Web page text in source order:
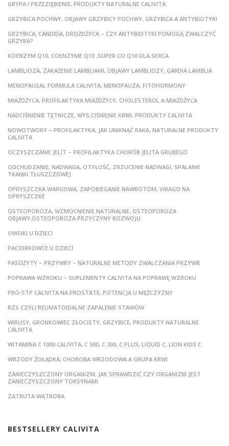
GRYPA I PRZEZIĘBIENIE, PRODUKTY NATURALNE CALIVITA
GRZYBICA POCHWY, OBJAWY GRZYBICY POCHWY, GRZYBICA A ANTYBIOTYKI
GRZYBICA, CANDIDA, DROŻDŻYCA – CZY ANTYBIOTYKI POMOGĄ ZWALCZYĆ
GRZYBA?
KOENZYM Q10, COENZYME Q10 ,SUPER CO Q10 DLA SERCA
LAMBLIOZA, ZAKAŻENIE LAMBLIAMI, OBJAWY LAMBLIOZY, GARDIA LAMBLIA
MENOPAUSAL FORMULA CALIVITA, MENOPAUZA, FITOHORMONY
MIAŻDŻYCA, PROFILAKTYKA MIAŻDŻYCY, CHOLESTEROL A MIAŻDŻYCA
NADCIŚNIENIE TĘTNICZE, WYS.CIŚNIENIE KRWI, PRODUKTY CALIVITA
NOWOTWORY – PROFILAKTYKA, JAK UNIKNĄĆ RAKA, NATURALNE PRODUKTY
CALIVITA
OCZYSZCZANIE JELIT – PROFILAKTYKA CHORÓB JELITA GRUBEGO
ODCHUDZANIE, NADWAGA, OTYŁOŚĆ, ZRZUCENIE NADWAGI, SPALANIE
TKANKI TŁUSZCZOWEJ
OPRYSZCZKA WARGOWA, ZAPOBIEGANIE NAWROTOM, VIRAGO NA
OPRYSZCZKE
OSTEOPOROZA, WZMOCNIENIE NATURALNE, OSTEOPOROZA
OBJAWY,OSTEOPOROZA PRZYCZYNY ROZWOJU
OWSIKI U DZIECI
PACIORKOWCE U DZIECI
PASOŻYTY – PRZYWRY – NATURALNE METODY ZWALCZANIA PRZYWR
POPRAWA WZROKU – SUPLEMENTY CALIVITA NA POPRAWĘ WZROKU
PRO-STP CALIVITA NA PROSTATE, POTENCJA U MĘŻCZYZNY
RZS CZYLI REUMATOIDALNE ZAPALENIE STAWÓW
WIRUSY, GRONKOWIEC ZŁOCISTY, GRZYBICE, PRODUKTY NATURALNE
CALIVITA
WITAMINA C 1000 CALIVITA, C 500, C 300, C PLUS, LIQUID C, LION KIDS C
WRZODY ŻOŁĄDKA, CHOROBA WRZODOWA A GRUPA KRWI
ZANIECZYSZCZONY ORGANIZM, JAK SPRAWDZIĆ CZY ORGANIZM JEST
ZANIECZYSZCZONY TOKSYNAMI
ZATRUTA WĄTROBA
BESTSELLERY CALIVITA